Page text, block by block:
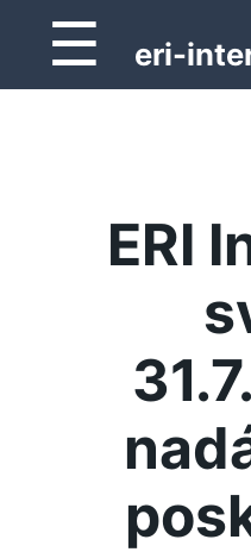
☰ eri-
ERI